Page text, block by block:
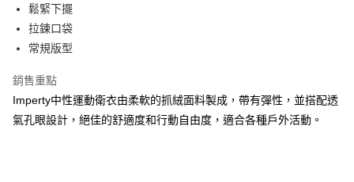
上海商業儲蓄銀行
國泰世華商業銀行
臺灣中小企業銀行
聯邦商業銀行
元大商業銀行
永豐商業銀行
玉山商業銀行
台新國際商業銀行
中國信託商業銀行
Apple Pay
街口支付
全盈+PAY
AFTEE先享後付
鬆緊下擺
拉鍊口袋
常規版型
銷售重點
Imperty中性運動衛衣由柔軟的抓絨面料製成，帶有彈性，並搭配透
氣孔眼設計，絕佳的舒適度和行動自由度，適合各種戶外活動。